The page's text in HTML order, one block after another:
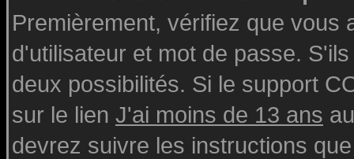
Premièrement, vérifiez que
d'utilisateur et mot de passe.
deux possibilités. Si le support
sur le lien J'ai moins de 13 ans
devrez suivre les instructions